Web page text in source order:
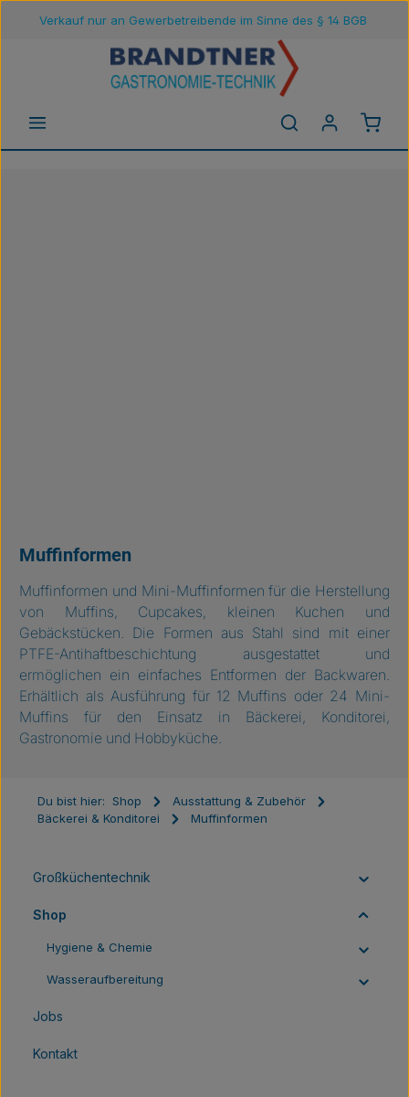
Zum Hauptinhalt springen
Verkauf nur an Gewerbetreibende im Sinne des § 14 BGB
Muffinformen
Muffinformen und Mini-Muffinformen für die Herstellung
von Muffins, Cupcakes, kleinen Kuchen und
Gebäckstücken. Die Formen aus Stahl sind mit einer
PTFE-Antihaftbeschichtung ausgestattet und
ermöglichen ein einfaches Entformen der Backwaren.
Erhältlich als Ausführung für 12 Muffins oder 24 Mini-
Muffins für den Einsatz in Bäckerei, Konditorei,
Gastronomie und Hobbyküche.
Du bist hier: Shop
Ausstattung & Zubehör
Bäckerei & Konditorei
Muffinformen
Großküchentechnik
Shop
Hygiene & Chemie
Wasseraufbereitung
Jobs
Kontakt